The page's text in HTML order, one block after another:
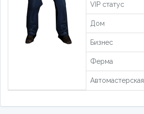
VIP статус
Дом
Бизнес
Ферма
Автомастерская